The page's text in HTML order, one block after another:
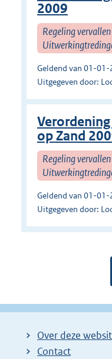
2009
Regeling
Geldend van 01-
Uitgegeven door:
op Zand
Regeling
Geldend van 01-
Uitgegeven door:
Over deze
Contact